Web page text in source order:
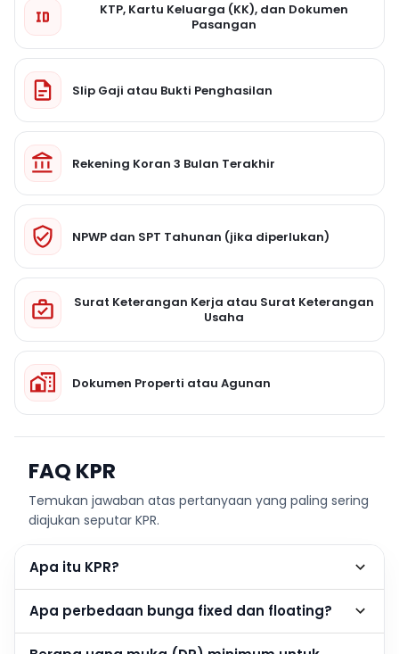
KTP, Kartu Keluarga (KK), dan Dokumen
Pasangan
Slip Gaji atau Bukti Penghasilan
Rekening Koran 3 Bulan Terakhir
NPWP dan SPT Tahunan (jika diperlukan)
Surat Keterangan Kerja atau Surat Keterangan
Usaha
Dokumen Properti atau Agunan
FAQ KPR
Temukan jawaban atas pertanyaan yang paling sering
diajukan seputar KPR.
Apa itu KPR?
Apa perbedaan bunga fixed dan floating?